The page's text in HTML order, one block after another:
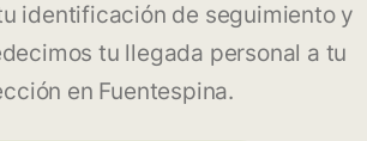
identificación de seguimiento y
tu llegada personal a tu
en Fuentespina.